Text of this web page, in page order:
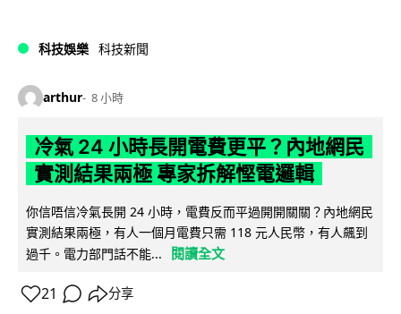
科技娛樂 科技新聞
arthur 8 小時
冷氣 24 小時長開電費更平？內地網民
實測結果兩極 專家拆解慳電邏輯
你信唔信冷氣長開 24 小時，電費反而平過開開關關？內地網民
實測結果兩極，有人一個月電費只需 118 元人民幣，有人飆到
過千。電力部門話不能...
閱讀全文
21 分享